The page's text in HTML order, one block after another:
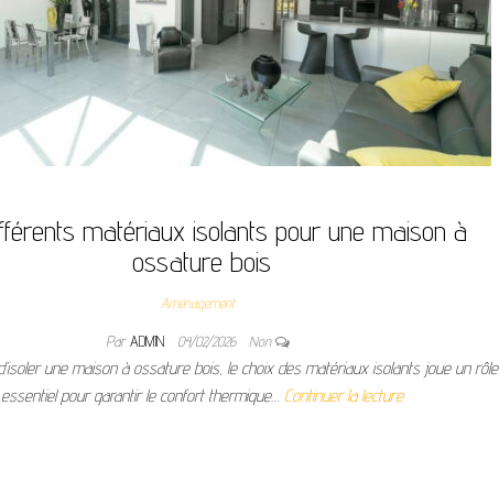
matériaux isolants pour une maison à
ossature bois
Aménagement
ParADMIN 04/02/2026 Non
d’isoler une maison à ossature bois, le choix des matériaux isolants joue un rôle
essentiel pour garantir le confort thermique… Continuer la lecture